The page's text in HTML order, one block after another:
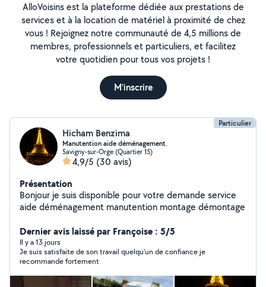
AlloVoisins est la plateforme dédiée aux prestations de
services et à la location de matériel à proximité de chez
vous ! Rejoignez notre communauté de 4,5 millions de
membres, professionnels et particuliers, et facilitez
votre quotidien pour tous vos projets !
M'inscrire
Particulier
Hicham Benzima
Manutention aide déménagement.
Savigny-sur-Orge (Quartier 15)
4,9/5 (30 avis)
Présentation
Bonjour je suis disponible pour votre demande service
aide déménagement manutention montage démontage
Dernier avis laissé par Françoise : 5/5
Il y a 13 jours
Je suis satisfaite de son travail quelqu'un de confiance je
recommande fortement